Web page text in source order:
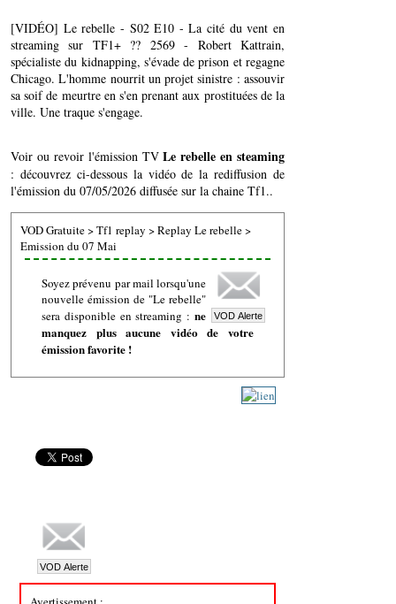
[VIDÉO] Le rebelle - S02 E10 - La cité du vent en
streaming sur TF1+ ?? 2569 - Robert Kattrain,
spécialiste du kidnapping, s'évade de prison et regagne
Chicago. L'homme nourrit un projet sinistre : assouvir
sa soif de meurtre en s'en prenant aux prostituées de la
ville. Une traque s'engage.
Voir ou revoir l'émission TVLe rebelle en steaming
: découvrez ci-dessous la vidéo de la rediffusion de
l'émission du 07/05/2026 diffusée sur la chaine Tf1..
VOD Gratuite>Tf1 replay >Replay Le rebelle>
Emission du 07 Mai
Soyez prévenu par mail lorsqu'une
nouvelle émission de "Le rebelle"
sera disponible en streaming : ne
manquez plus aucune vidéo de votre
émission favorite !